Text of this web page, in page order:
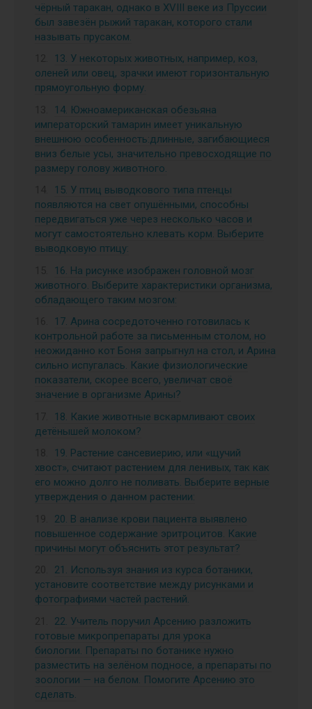
чёрный таракан, однако в XVIII веке из Пруссии
был завезён рыжий таракан, которого стали
называть прусаком.
13. У некоторых животных, например, коз,
оленей или овец, зрачки имеют горизонтальную
прямоугольную форму.
14. Южноамериканская обезьяна
императорский тамарин имеет уникальную
внешнюю особенность:длинные, загибающиеся
вниз белые усы, значительно превосходящие по
размеру голову животного.
15. У птиц выводкового типа птенцы
появляются на свет опушёнными, способны
передвигаться уже через несколько часов и
могут самостоятельно клевать корм. Выберите
выводковую птицу:
16. На рисунке изображен головной мозг
животного. Выберите характеристики организма,
обладающего таким мозгом:
17. Арина сосредоточенно готовилась к
контрольной работе за письменным столом, но
неожиданно кот Боня запрыгнул на стол, и Арина
сильно испугалась. Какие физиологические
показатели, скорее всего, увеличат своё
значение в организме Арины?
18. Какие животные вскармливают своих
детёнышей молоком?
19. Растение сансевиерию, или «щучий
хвост», считают растением для ленивых, так как
его можно долго не поливать. Выберите верные
утверждения о данном растении:
20. В анализе крови пациента выявлено
повышенное содержание эритроцитов. Какие
причины могут объяснить этот результат?
21. Используя знания из курса ботаники,
установите соответствие между рисунками и
фотографиями частей растений.
22. Учитель поручил Арсению разложить
готовые микропрепараты для урока
биологии. Препараты по ботанике нужно
разместить на зелёном подносе, а препараты по
зоологии — на белом. Помогите Арсению это
сделать.